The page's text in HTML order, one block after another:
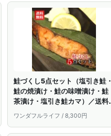
鮭づくし5点セット（塩引き鮭・
鮭の焼漬け・鮭の味噌漬け・鮭
茶漬け・塩引き鮭カマ）／送料
無料 鮭 シャケ 鮭ギフト 水産品
魚 新潟 村上 新潟県 村上市 特産
品 名産品 ギフト 贈答 お中元 お
ワンダフルライフ / 8,300円